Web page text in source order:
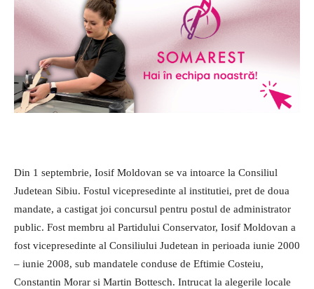
Din 1 septembrie, Iosif Moldovan se va intoarce la Consiliul
Judetean Sibiu. Fostul vicepresedinte al institutiei, pret de doua
mandate, a castigat joi concursul pentru postul de administrator
public. Fost membru al Partidului Conservator, Iosif Moldovan a
fost vicepresedinte al Consiliului Judetean in perioada iunie 2000
– iunie 2008, sub mandatele conduse de Eftimie Costeiu,
Constantin Morar si Martin Bottesch. Intrucat la alegerile locale